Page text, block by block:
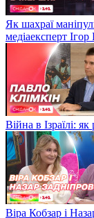
Як шахраї
медіаексперт Ігор
Війна в Ізраїлі:
Віра Кобзар і